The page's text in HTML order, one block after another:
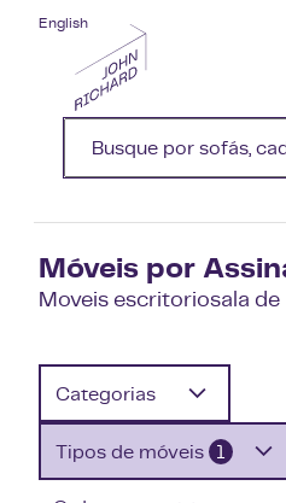
English
Móveis por
Moveis escritoriosala de
Categorias
Tipos de móveis 1